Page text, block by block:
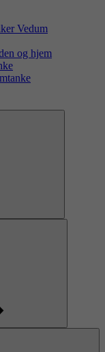
Vedum
og hjem